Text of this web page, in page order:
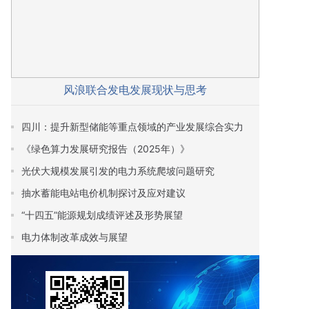
风浪联合发电发展现状与思考
四川：提升新型储能等重点领域的产业发展综合实力
《绿色算力发展研究报告（2025年）》
光伏大规模发展引发的电力系统爬坡问题研究
抽水蓄能电站电价机制探讨及应对建议
“十四五”能源规划成绩评述及形势展望
电力体制改革成效与展望